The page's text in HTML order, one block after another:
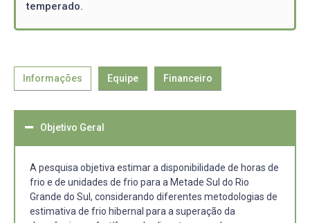
temperado.
Informações Equipe Financeiro
Objetivo Geral
A pesquisa objetiva estimar a disponibilidade de horas de
frio e de unidades de frio para a Metade Sul do Rio
Grande do Sul, considerando diferentes metodologias de
estimativa de frio hibernal para a superação da